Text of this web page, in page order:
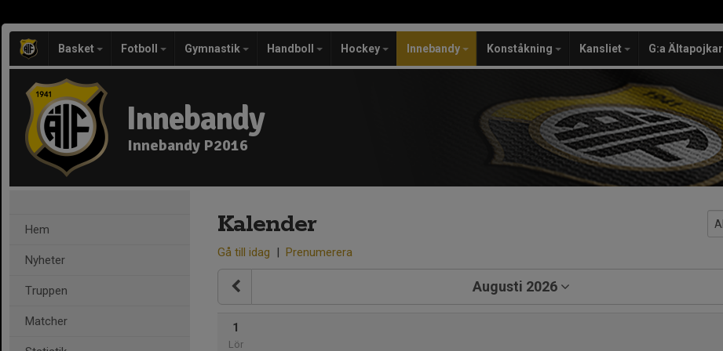
Basket Fotboll Gymnastik Handboll Hockey Innebandy Konståkning Kansliet G:a Ältapojkar
Innebandy
Innebandy P2016
Hem
Nyheter
Truppen
Matcher
Kalender
Gå till idag | Prenumerera
Augusti 2026
1
Lör